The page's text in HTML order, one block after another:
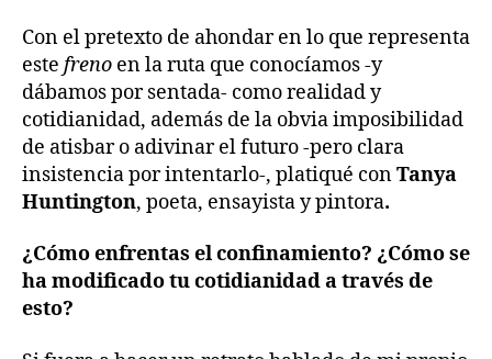
Con el pretexto de ahondar en lo que representa
este freno en la ruta que conocíamos -y
dábamos por sentada- como realidad y
cotidianidad, además de la obvia imposibilidad
de atisbar o adivinar el futuro -pero clara
insistencia por intentarlo-, platiqué conTanya
Huntington, poeta, ensayista y pintora.
¿Cómo enfrentas el confinamiento? ¿Cómo se
ha modificado tu cotidianidad a través de
esto?